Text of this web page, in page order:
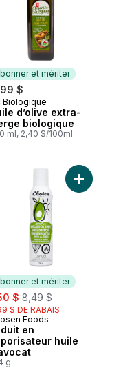
et mériter
$
et mériter
Biologique
d’olive extra-
biologique
ml, 2,40 $/100ml
noix de coco vierge à
et mériter
$ , formerly:
8,49 $
$ DE RABAIS
et mériter
Foods
en
huile
g
Ajouter